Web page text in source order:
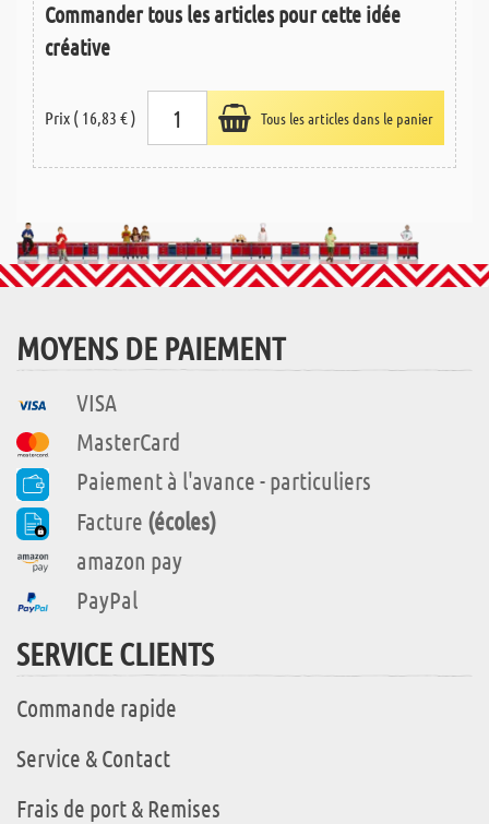
Commander tous les articles pour cette idée
créative
Prix ( 16,83 € ) Tous les articles dans le panier
MOYENS DE PAIEMENT
VISA
MasterCard
Paiement à l'avance - particuliers
Facture (écoles)
amazon pay
PayPal
SERVICE CLIENTS
Commande rapide
Service & Contact
Frais de port & Remises